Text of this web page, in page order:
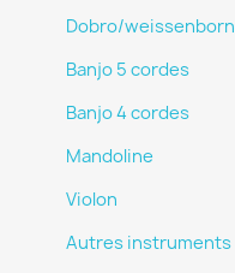
Dobro/weissenborn
Banjo 5 cordes
Banjo 4 cordes
Mandoline
Violon
Autres instruments